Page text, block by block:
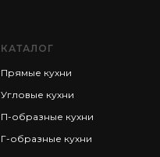
КАТАЛОГ
Прямые кухни
Угловые кухни
П-образные кухни
Г-образные кухни